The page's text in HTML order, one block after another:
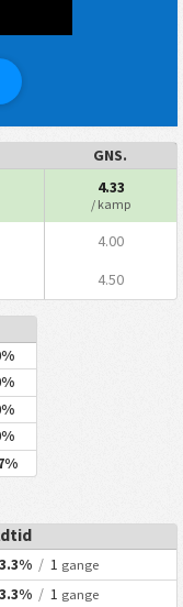
GNS.
4.33
/ kamp
4.00
4.50
/ 1 gange
/ 1 gange